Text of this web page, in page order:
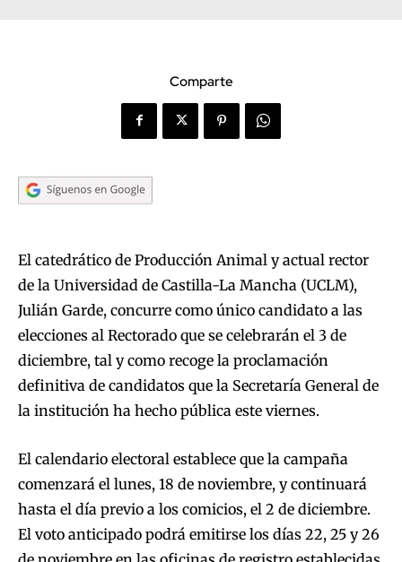
Comparte
El catedrático de Producción Animal y actual rector
de la Universidad de Castilla-La Mancha (UCLM),
Julián Garde, concurre como único candidato a las
elecciones al Rectorado que se celebrarán el 3 de
diciembre, tal y como recoge la proclamación
definitiva de candidatos que la Secretaría General de
la institución ha hecho pública este viernes.
El calendario electoral establece que la campaña
comenzará el lunes, 18 de noviembre, y continuará
hasta el día previo a los comicios, el 2 de diciembre.
El voto anticipado podrá emitirse los días 22, 25 y 26